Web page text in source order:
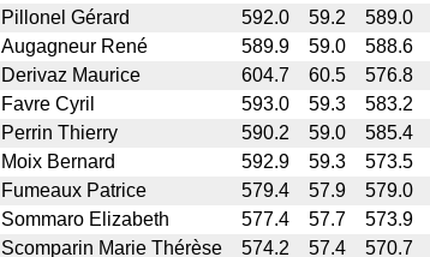
Pillonel Gérard 592.0 59.2 589.0
Augagneur René 589.9 59.0 588.6
Derivaz Maurice 604.7 60.5 576.8
Favre Cyril 593.0 59.3 583.2
Perrin Thierry 590.2 59.0 585.4
Moix Bernard 592.9 59.3 573.5
Fumeaux Patrice 579.4 57.9 579.0
Sommaro Elizabeth 577.4 57.7 573.9
Scomparin Marie Thérèse 574.2 57.4 570.7